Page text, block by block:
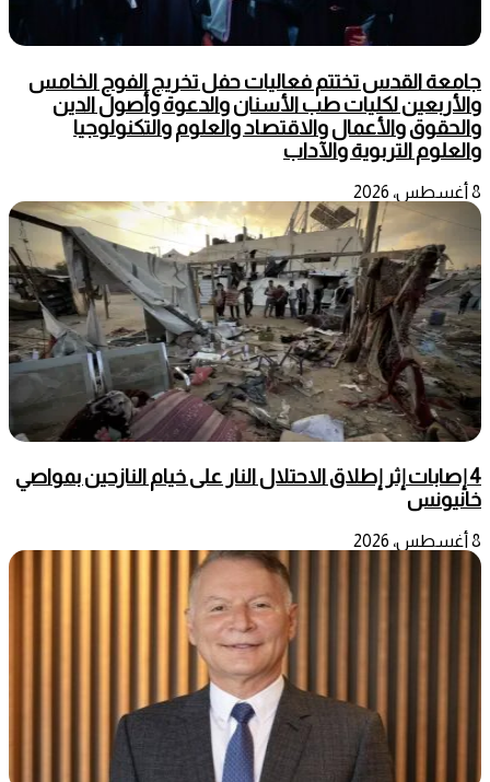
جامعة القدس تختتم فعاليات حفل تخريج الفوج الخامس
والأربعين لكليات طب الأسنان والدعوة وأصول الدين
والحقوق والأعمال والاقتصاد والعلوم والتكنولوجيا
والعلوم التربوية والآداب
8 أغسطس، 2026
4 إصابات إثر إطلاق الاحتلال النار على خيام النازحين بمواصي
خانيونس
8 أغسطس، 2026